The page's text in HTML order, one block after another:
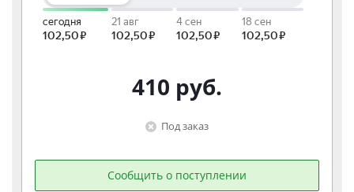
410 руб.
Под заказ
Сообщить о поступлении